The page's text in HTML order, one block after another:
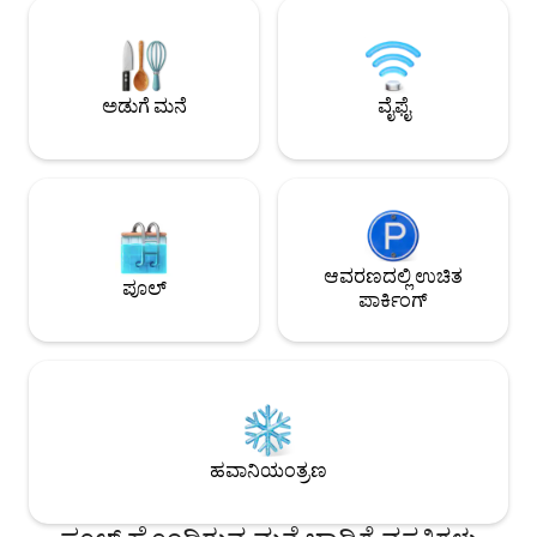
ಜನರಿಗೆ ಸೂಕ್ತವಾಗಿದೆ, ಆದರೆ 8 ಜನರಿಗೆ ಹಾಸಿಗೆಗಳನ್ನು
ಹೊಂದಿದೆ EV ಚಾರ್ಜರ್. ಅಕ್ಟೋಬರ್-ಮಾರ್ಚ್ +
ವಾರದ ಮಧ್ಯದಲ್ಲಿ ಲಭ್ಯತೆ ದಯವಿಟ್ಟು ಮೊದಲು ನನಗೆ
ಸಂದೇಶ ಕಳುಹಿಸಿ
ಸೌತಾಂಪ್ಟನ್
ರೋಮಾಂಚಕ ನಗರ
ಅಗತ್ಯವಿರುವ ಯಾವುದೇ
ಖಚಿತಪಡಿಸುತ್ತದೆ.
ಅಡುಗೆ ಮನೆ ವೈಫೈ
ಪೂಲ್
ಆವರಣದಲ್ಲಿ ಉಚಿತ
ಪಾರ್ಕಿಂಗ್
ಹವಾನಿಯಂತ್ರಣ